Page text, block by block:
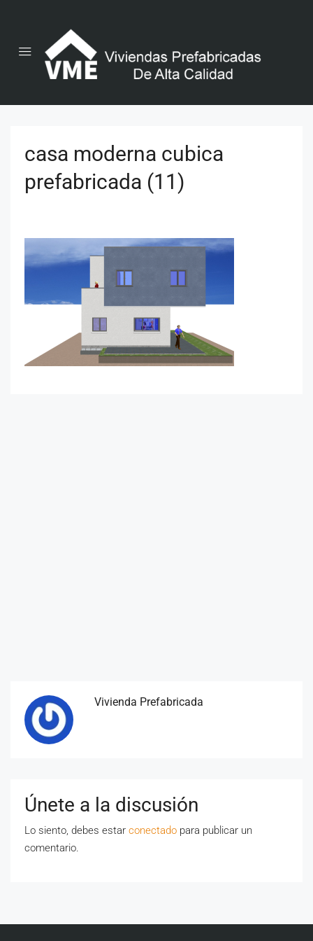
casa moderna cubica
prefabricada (11)
Vivienda Prefabricada
Únete a la discusión
Lo siento, debes estar conectado para publicar un
comentario.